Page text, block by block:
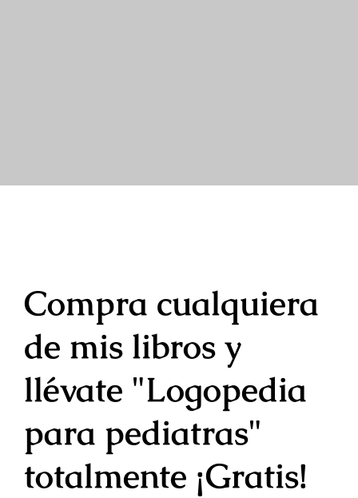
Compra cualquiera
de mis libros y
llévate "Logopedia
para pediatras"
totalmente ¡Gratis!